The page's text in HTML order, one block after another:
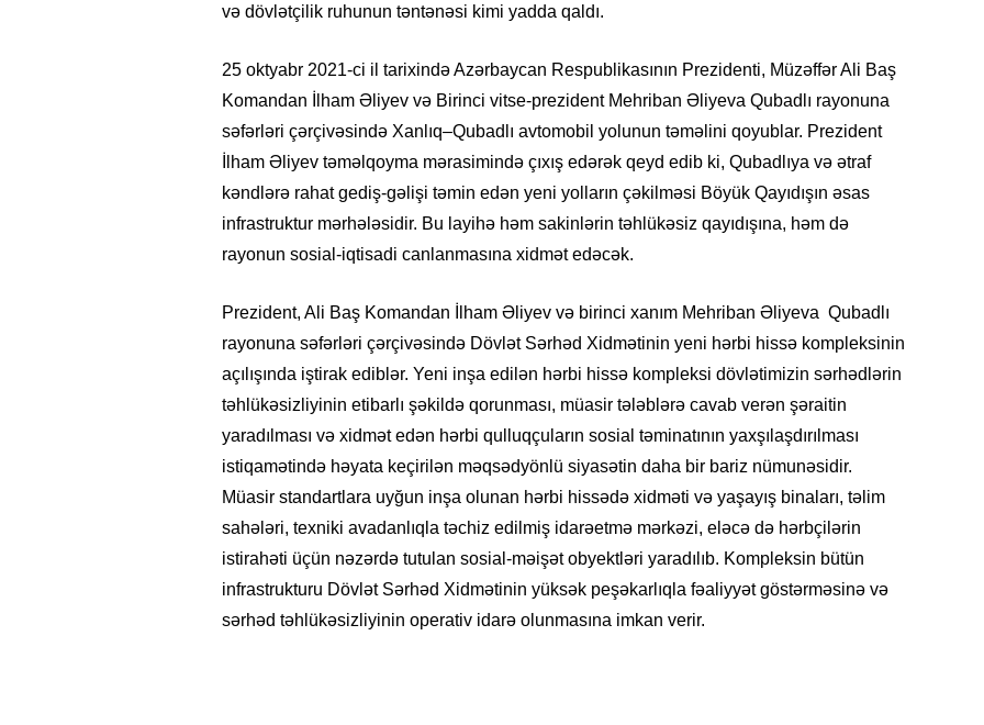
və dövlətçilik ruhunun təntənəsi kimi yadda qaldı.
25 oktyabr 2021-ci il tarixində Azərbaycan Respublikasının Prezidenti, Müzəffər Ali Baş
Komandan İlham Əliyev və Birinci vitse-prezident Mehriban Əliyeva Qubadlı rayonuna
səfərləri çərçivəsində Xanlıq–Qubadlı avtomobil yolunun təməlini qoyublar. Prezident
İlham Əliyev təməlqoyma mərasimində çıxış edərək qeyd edib ki, Qubadlıya və ətraf
kəndlərə rahat gediş-gəlişi təmin edən yeni yolların çəkilməsi Böyük Qayıdışın əsas
infrastruktur mərhələsidir. Bu layihə həm sakinlərin təhlükəsiz qayıdışına, həm də
rayonun sosial-iqtisadi canlanmasına xidmət edəcək.
Prezident, Ali Baş Komandan İlham Əliyev və birinci xanım Mehriban Əliyeva Qubadlı
rayonuna səfərləri çərçivəsində Dövlət Sərhəd Xidmətinin yeni hərbi hissə kompleksinin
açılışında iştirak ediblər. Yeni inşa edilən hərbi hissə kompleksi dövlətimizin sərhədlərin
təhlükəsizliyinin etibarlı şəkildə qorunması, müasir tələblərə cavab verən şəraitin
yaradılması və xidmət edən hərbi qulluqçuların sosial təminatının yaxşılaşdırılması
istiqamətində həyata keçirilən məqsədyönlü siyasətin daha bir bariz nümunəsidir.
Müasir standartlara uyğun inşa olunan hərbi hissədə xidməti və yaşayış binaları, təlim
sahələri, texniki avadanlıqla təchiz edilmiş idarəetmə mərkəzi, eləcə də hərbçilərin
istirahəti üçün nəzərdə tutulan sosial-məişət obyektləri yaradılıb. Kompleksin bütün
infrastrukturu Dövlət Sərhəd Xidmətinin yüksək peşəkarlıqla fəaliyyət göstərməsinə və
sərhəd təhlükəsizliyinin operativ idarə olunmasına imkan verir.